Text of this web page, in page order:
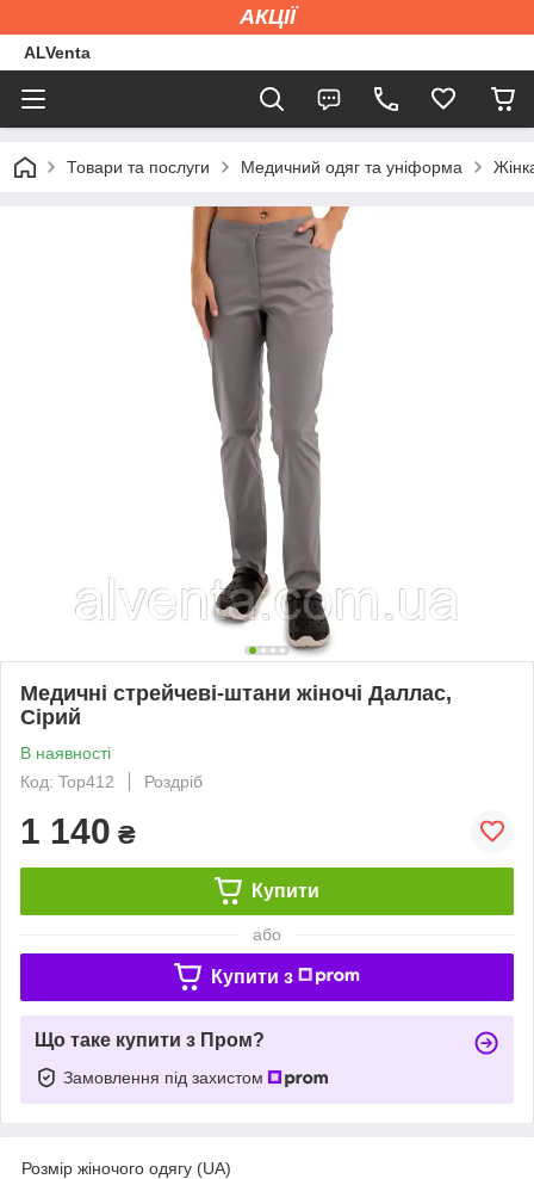
АКЦІЇ
ALVenta
Товари та послуги Медичний одяг та уніформа
Медичні стрейчеві-штани жіночі Даллас,
Сірий
В наявності
Код: Top412
Роздріб
1 140 ₴
Купити
або
Купити з
Що таке купити з Пром?
Замовлення під захистом
Розмір жіночого одягу (UA)